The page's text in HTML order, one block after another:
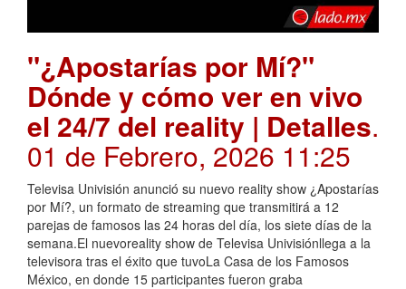
"¿Apostarías por Mí?"
Dónde y cómo ver en vivo
el 24/7 del reality | Detalles.
01 de Febrero, 2026 11:25
Televisa Univisión anunció su nuevo reality show ¿Apostarías
por Mí?, un formato de streaming que transmitirá a 12
parejas de famosos las 24 horas del día, los siete días de la
semana.El nuevoreality show de Televisa Univisiónllega a la
televisora tras el éxito que tuvoLa Casa de los Famosos
México, en donde 15 participantes fueron graba